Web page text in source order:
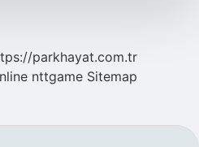
parkhayat.com.tr
nttgame Sitemap